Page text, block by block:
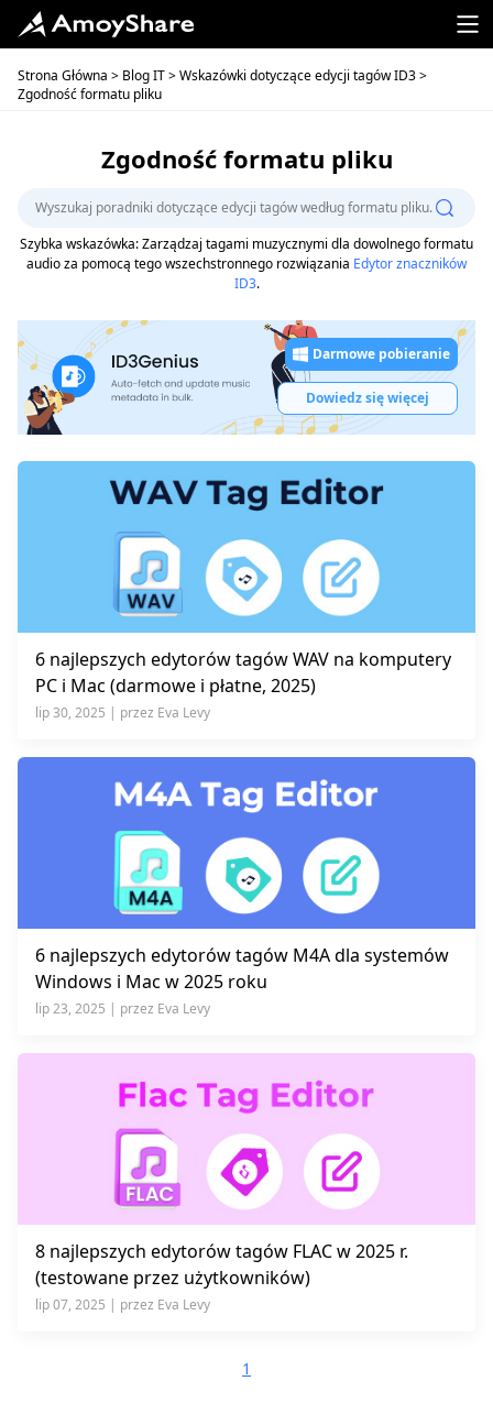
Strona Główna > Blog IT>Wskazówki dotyczące edycji tagów ID3>
Zgodność formatu pliku
Zgodność formatu pliku
Szybka wskazówka: Zarządzaj tagami muzycznymi dla dowolnego formatu
audio za pomocą tego wszechstronnego rozwiązania Edytor znaczników
ID3.
Darmowe pobieranie
Dowiedz się więcej
6 najlepszych edytorów tagów WAV na komputery
PC i Mac (darmowe i płatne, 2025)
lip 30, 2025 | przez Eva Levy
6 najlepszych edytorów tagów M4A dla systemów
Windows i Mac w 2025 roku
lip 23, 2025 | przez Eva Levy
8 najlepszych edytorów tagów FLAC w 2025 r.
(testowane przez użytkowników)
lip 07, 2025 | przez Eva Levy
1